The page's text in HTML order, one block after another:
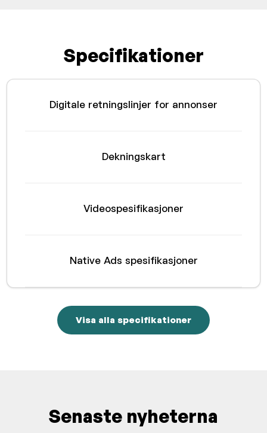
Specifikationer
Digitale retningslinjer for annonser
Dekningskart
Videospesifikasjoner
Native Ads spesifikasjoner
Visa alla specifikationer
Senaste nyheterna